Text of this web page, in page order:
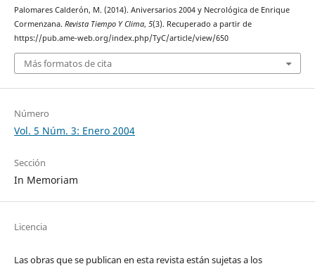
Palomares Calderón, M. (2014). Aniversarios 2004 y Necrológica de Enrique
Cormenzana. Revista Tiempo Y Clima, 5(3). Recuperado a partir de
https://pub.ame-web.org/index.php/TyC/article/view/650
Más formatos de cita
Número
Vol. 5 Núm. 3: Enero 2004
Sección
In Memoriam
Licencia
Las obras que se publican en esta revista están sujetas a los